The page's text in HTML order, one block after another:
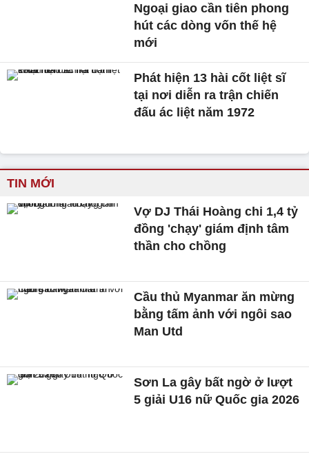
Ngoại giao cần tiên phong
hút các dòng vốn thế hệ
mới
Phát hiện 13 hài cốt liệt sĩ
tại nơi diễn ra trận chiến
đấu ác liệt năm 1972
TIN MỚI
Vợ DJ Thái Hoàng chi 1,4 tỷ
đồng 'chạy' giám định tâm
thần cho chồng
Cầu thủ Myanmar ăn mừng
bằng tấm ảnh với ngôi sao
Man Utd
Sơn La gây bất ngờ ở lượt
5 giải U16 nữ Quốc gia 2026